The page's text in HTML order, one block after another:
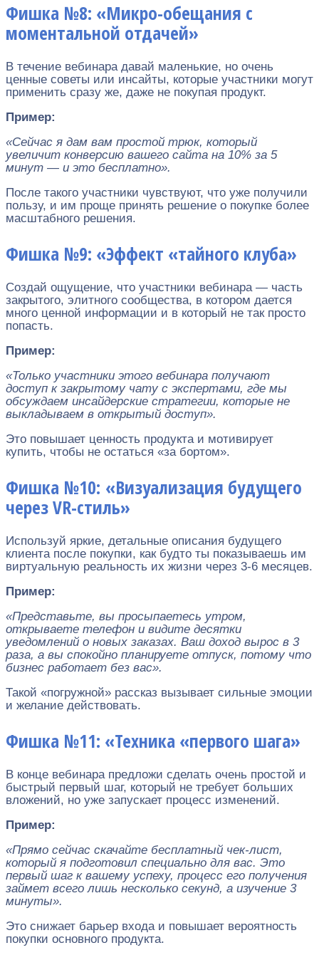
Фишка №8: «Микро-обещания с
моментальной отдачей»
В течение вебинара давай маленькие, но очень
ценные советы или инсайты, которые участники могут
применить сразу же, даже не покупая продукт.
Пример:
«Сейчас я дам вам простой трюк, который
увеличит конверсию вашего сайта на 10% за 5
минут — и это бесплатно».
После такого участники чувствуют, что уже получили
пользу, и им проще принять решение о покупке более
масштабного решения.
Фишка №9: «Эффект «тайного клуба»
Создай ощущение, что участники вебинара — часть
закрытого, элитного сообщества, в котором дается
много ценной информации и в который не так просто
попасть.
Пример:
«Только участники этого вебинара получают
доступ к закрытому чату с экспертами, где мы
обсуждаем инсайдерские стратегии, которые не
выкладываем в открытый доступ».
Это повышает ценность продукта и мотивирует
купить, чтобы не остаться «за бортом».
Фишка №10: «Визуализация будущего
через VR-стиль»
Используй яркие, детальные описания будущего
клиента после покупки, как будто ты показываешь им
виртуальную реальность их жизни через 3-6 месяцев.
Пример:
«Представьте, вы просыпаетесь утром,
открываете телефон и видите десятки
уведомлений о новых заказах. Ваш доход вырос в 3
раза, а вы спокойно планируете отпуск, потому что
бизнес работает без вас».
Такой «погружной» рассказ вызывает сильные эмоции
и желание действовать.
Фишка №11: «Техника «первого шага»
В конце вебинара предложи сделать очень простой и
быстрый первый шаг, который не требует больших
вложений, но уже запускает процесс изменений.
Пример:
«Прямо сейчас скачайте бесплатный чек-лист,
который я подготовил специально для вас. Это
первый шаг к вашему успеху, процесс его получения
займет всего лишь несколько секунд, а изучение 3
минуты».
Это снижает барьер входа и повышает вероятность
покупки основного продукта.